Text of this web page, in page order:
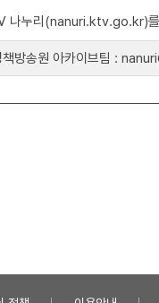
나누리(nanuri.ktv.go.kr)
책방송원 아카이브팀 :